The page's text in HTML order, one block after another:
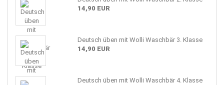
14,90 EUR
Deutsch üben mit Wolli Waschbär 3. Klasse
14,90 EUR
Deutsch üben mit Wolli Waschbär 4. Klasse